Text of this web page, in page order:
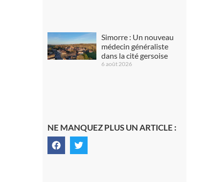
Simorre : Un nouveau
médecin généraliste
dans la cité gersoise
6 août 2026
NE MANQUEZ PLUS UN ARTICLE :